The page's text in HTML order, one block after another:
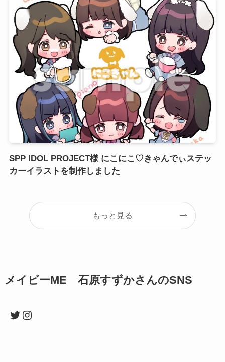
SPP IDOL PROJECT様 にこにこ♡きゃんでぃステッ
カーイラストを制作しました
もっと見る
メイビーME 石原すずかさんのSNS
Twitter
Instagram